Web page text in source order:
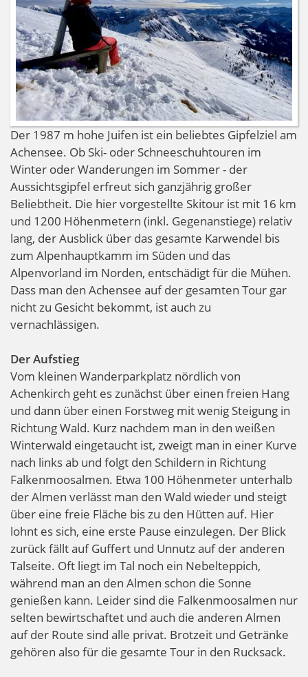
Der 1987 m hohe Juifen ist ein beliebtes Gipfelziel am
Achensee. Ob Ski- oder Schneeschuhtouren im
Winter oder Wanderungen im Sommer - der
Aussichtsgipfel erfreut sich ganzjährig großer
Beliebtheit. Die hier vorgestellte Skitour ist mit 16 km
und 1200 Höhenmetern (inkl. Gegenanstiege) relativ
lang, der Ausblick über das gesamte Karwendel bis
zum Alpenhauptkamm im Süden und das
Alpenvorland im Norden, entschädigt für die Mühen.
Dass man den Achensee auf der gesamten Tour gar
nicht zu Gesicht bekommt, ist auch zu
vernachlässigen.
Der Aufstieg
Vom kleinen Wanderparkplatz nördlich von
Achenkirch geht es zunächst über einen freien Hang
und dann über einen Forstweg mit wenig Steigung in
Richtung Wald. Kurz nachdem man in den weißen
Winterwald eingetaucht ist, zweigt man in einer Kurve
nach links ab und folgt den Schildern in Richtung
Falkenmoosalmen. Etwa 100 Höhenmeter unterhalb
der Almen verlässt man den Wald wieder und steigt
über eine freie Fläche bis zu den Hütten auf. Hier
lohnt es sich, eine erste Pause einzulegen. Der Blick
zurück fällt auf Guffert und Unnutz auf der anderen
Talseite. Oft liegt im Tal noch ein Nebelteppich,
während man an den Almen schon die Sonne
genießen kann. Leider sind die Falkenmoosalmen nur
selten bewirtschaftet und auch die anderen Almen
auf der Route sind alle privat. Brotzeit und Getränke
gehören also für die gesamte Tour in den Rucksack.